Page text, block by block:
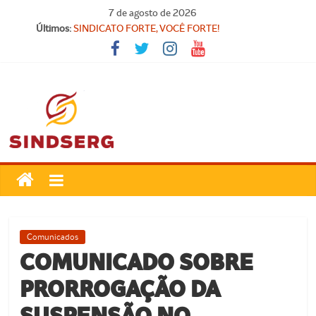
7 de agosto de 2026
Últimos: SINDICATO FORTE, VOCÊ FORTE!
FELIZ DIA DA PROCLAMAÇÃO DA REPÚBLICA!
Parabéns, Convocados!
Carteira Nacional do Professor
SindSerg
Guamaré
Sindicato
dos
Servidores
Públicos
Municipais
Comunicados
COMUNICADO SOBRE
PRORROGAÇÃO DA